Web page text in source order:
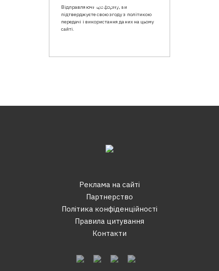
розсилку
Відправляючи цю форму, ви
підтверджуєте свою згоду з політикою
передачі і використання даних на цьому
сайті.
Реклама на сайтi
Партнерство
Політика конфіденційності
Правила цитування
Контакти